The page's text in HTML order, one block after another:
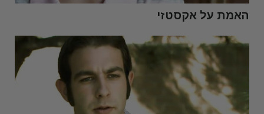
האמת על אקסטזי